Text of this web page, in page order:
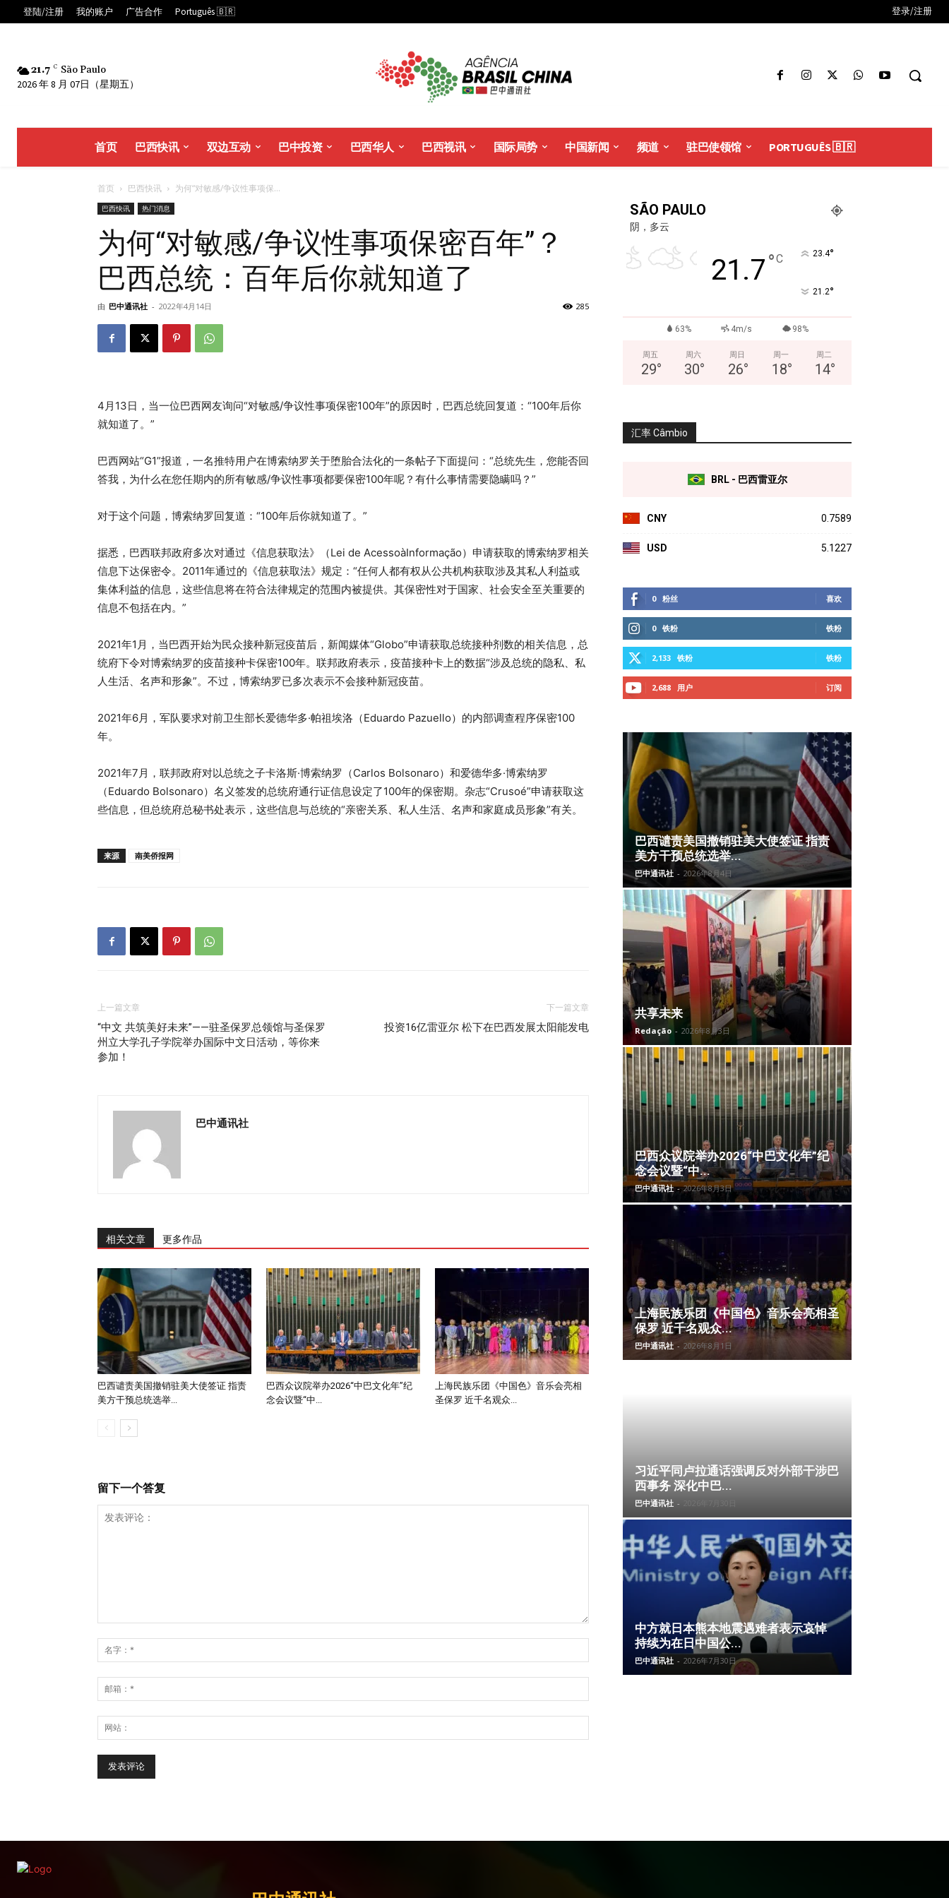
登陆/注册 我的账户 广告合作 Português 🇧🇷 登录/注册
21.7 C São Paulo
2026 年 8 月 07日（星期五）
首页 巴西快讯 双边互动 巴中投资 巴西华人 巴西视讯 国际局势 中国新闻 频道 驻巴使领馆 PORTUGUÊS 🇧🇷
首页 巴西快讯 为何“对敏感/争议性事项保...
巴西快讯 热门消息
为何“对敏感/争议性事项保密百年”？
巴西总统：百年后你就知道了
由 巴中通讯社 - 2022年4月14日 285
4月13日，当一位巴西网友询问“对敏感/争议性事项保密100年”的原因时，巴西总统回复道：“100年后你
就知道了。”
巴西网站“G1”报道，一名推特用户在博索纳罗关于堕胎合法化的一条帖子下面提问：“总统先生，您能否回
答我，为什么在您任期内的所有敏感/争议性事项都要保密100年呢？有什么事情需要隐瞒吗？”
对于这个问题，博索纳罗回复道：“100年后你就知道了。”
据悉，巴西联邦政府多次对通过《信息获取法》（Lei de AcessoàInformação）申请获取的博索纳罗相关
信息下达保密令。2011年通过的《信息获取法》规定：“任何人都有权从公共机构获取涉及其私人利益或
集体利益的信息，这些信息将在符合法律规定的范围内被提供。其保密性对于国家、社会安全至关重要的
信息不包括在内。”
2021年1月，当巴西开始为民众接种新冠疫苗后，新闻媒体“Globo”申请获取总统接种剂数的相关信息，总
统府下令对博索纳罗的疫苗接种卡保密100年。联邦政府表示，疫苗接种卡上的数据“涉及总统的隐私、私
人生活、名声和形象”。不过，博索纳罗已多次表示不会接种新冠疫苗。
2021年6月，军队要求对前卫生部长爱德华多·帕祖埃洛（Eduardo Pazuello）的内部调查程序保密100
年。
2021年7月，联邦政府对以总统之子卡洛斯·博索纳罗（Carlos Bolsonaro）和爱德华多·博索纳罗
（Eduardo Bolsonaro）名义签发的总统府通行证信息设定了100年的保密期。杂志“Crusoé”申请获取这
些信息，但总统府总秘书处表示，这些信息与总统的“亲密关系、私人生活、名声和家庭成员形象”有关。
来源 南美侨报网
上一篇文章
“中文 共筑美好未来”——驻圣保罗总领馆与圣保罗
州立大学孔子学院举办国际中文日活动，等你来
参加！
下一篇文章
投资16亿雷亚尔 松下在巴西发展太阳能发电
巴中通讯社
相关文章 更多作品
巴西谴责美国撤销驻美大使签证 指责
美方干预总统选举...
巴西众议院举办2026“中巴文化年”纪
念会议暨“中...
上海民族乐团《中国色》音乐会亮相
圣保罗 近千名观众...
留下一个答复
SÃO PAULO
阴，多云
21.7°C 23.4°
21.2°
63% 4m/s 98%
周五
29°
周六
30°
周日
26°
周一
18°
周二
14°
汇率 Câmbio
BRL - 巴西雷亚尔
CNY 0.7589
USD 5.1227
0 粉丝 喜欢
0 铁粉 铁粉
2,133 铁粉 铁粉
2,688 用户 订阅
巴西谴责美国撤销驻美大使签证 指责
美方干预总统选举...
巴中通讯社 - 2026年8月4日
共享未来
Redação - 2026年8月3日
巴西众议院举办2026“中巴文化年”纪
念会议暨“中...
巴中通讯社 - 2026年8月3日
上海民族乐团《中国色》音乐会亮相圣
保罗 近千名观众...
巴中通讯社 - 2026年8月1日
习近平同卢拉通话强调反对外部干涉巴
西事务 深化中巴...
巴中通讯社 -
中方就日本熊本地震遇难者表示哀悼
持续为在日中国公...
巴中通讯社 - 2026年7月30日